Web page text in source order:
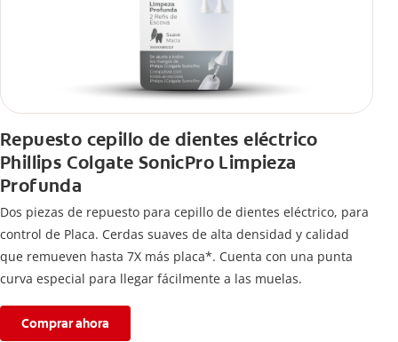
Repuesto cepillo de dientes eléctrico
Phillips Colgate SonicPro Limpieza
Profunda
Dos piezas de repuesto para cepillo de dientes eléctrico, para
control de Placa. Cerdas suaves de alta densidad y calidad
que remueven hasta 7X más placa*. Cuenta con una punta
curva especial para llegar fácilmente a las muelas.
Comprar ahora